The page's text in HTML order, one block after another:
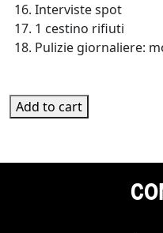
Interviste spot
1 cestino rifiuti
Pulizie giornaliere:
PA-SD-06 quantity
Add to cart